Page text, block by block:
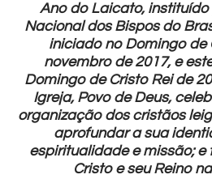
Ano do Laicato,
Nacional dos Bispos do
iniciado no Domingo de
novembro de 2017, e
Domingo de Cristo Rei de
Igreja, Povo de Deus,
organização dos cristãos
aprofundar a sua
espiritualidade e missão; e
Cristo e seu Reino